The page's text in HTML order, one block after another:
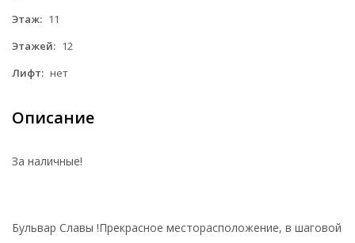
Этаж: 11
Этажей: 12
Лифт: нет
Описание
За наличные!
Бульвар Славы !Прекрасное месторасположение, в шаговой